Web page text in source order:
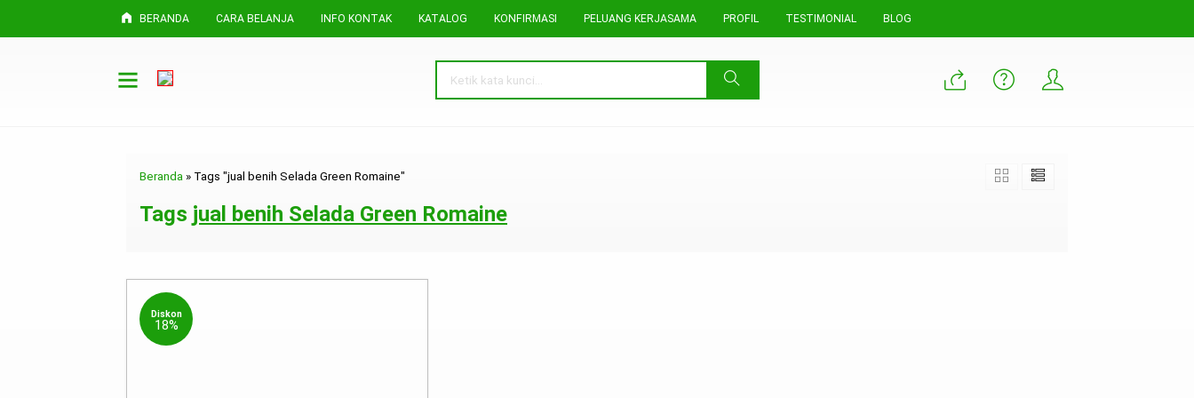
BERANDA CARA BELANJA INFO KONTAK KATALOG KONFIRMASI PELUANG KERJASAMA PROFIL TESTIMONIAL BLOG
Beranda » Tags "jual benih Selada Green Romaine"
Tags jual benih Selada Green Romaine
Diskon
18%